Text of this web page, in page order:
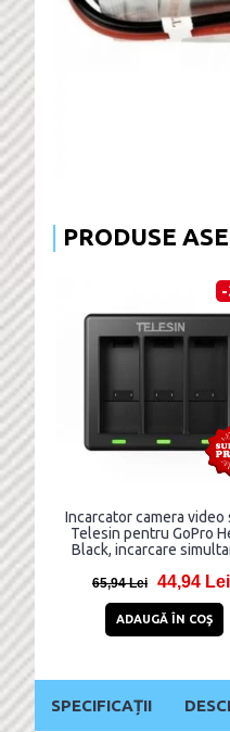
PRODUSE
Incarcator camera video
Telesin pentru GoPro
Black, incarcare
65,94 Lei 44,94 Lei
ADAUGĂ ÎN COŞ
SPECIFICAȚII